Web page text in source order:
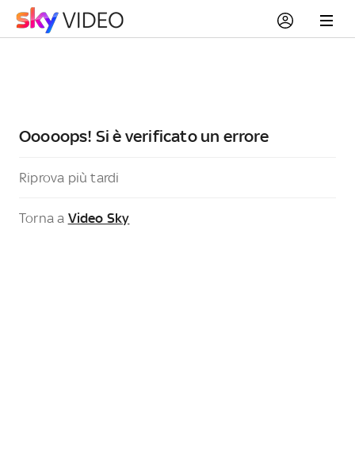
Ooooops! Si è verificato un errore
Riprova più tardi
Torna a Video Sky